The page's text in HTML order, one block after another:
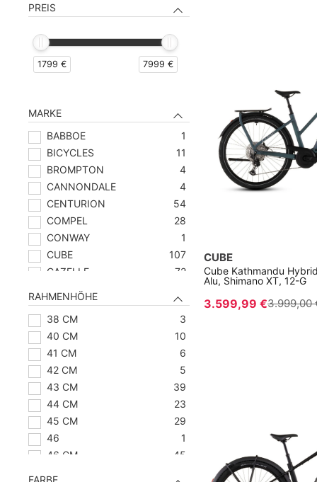
PREIS
1799 € 7999 €
MARKE
BABBOE
1
BICYCLES
11
BROMPTON
4
CANNONDALE
4
CENTURION
54
COMPEL
28
CONWAY
1
CUBE
107
GAZELLE
72
GHOST
HAIBIKE
52
KALKHOFF
106
KETTLER
6
KTM
95
QIO
30
RAYMON
50
TERN
5
URBAN ARROW
10
WINORA
85
YUCCIE
26
RAHMENHÖHE
38 CM
3
40 CM
10
41 CM
6
42 CM
5
43 CM
39
44 CM
23
45 CM
29
46
1
46 CM
45
FARBE
CUBE
Cube Kathmandu
Alu, Shimano XT, 12-G
3.599,99 €3.999,00